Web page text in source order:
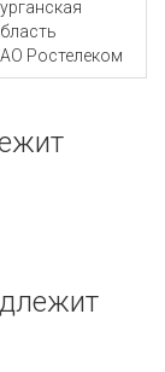
Ростелеком